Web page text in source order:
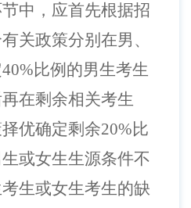
中，应首先根据招
关政策分别在男、
40%比例的男生考生
在剩余相关考生
优确定剩余20%比
或女生生源条件不
生或女生考生的缺